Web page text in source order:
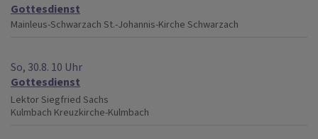
Gottesdienst
Mainleus-Schwarzach St.-Johannis-Kirche Schwarzach
So, 30.8. 10 Uhr
Gottesdienst
Lektor Siegfried Sachs
Kulmbach Kreuzkirche-Kulmbach